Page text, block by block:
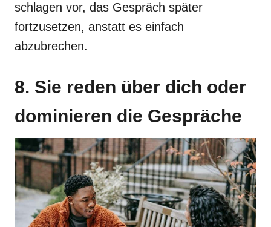
schlagen vor, das Gespräch später
fortzusetzen, anstatt es einfach
abzubrechen.
8. Sie reden über dich oder
dominieren die Gespräche